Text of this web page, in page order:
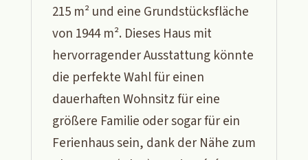
215 m² und eine Grundstücksfläche
von 1944 m². Dieses Haus mit
hervorragender Ausstattung könnte
die perfekte Wahl für einen
dauerhaften Wohnsitz für eine
größere Familie oder sogar für ein
Ferienhaus sein, dank der Nähe zum